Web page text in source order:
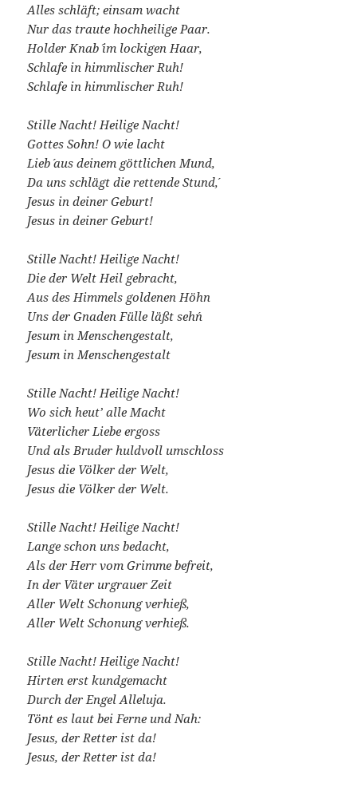
Alles schläft; einsam wacht
Nur das traute hochheilige Paar.
Holder Knab´ im lockigen Haar,
Schlafe in himmlischer Ruh!
Schlafe in himmlischer Ruh!
Stille Nacht! Heilige Nacht!
Gottes Sohn! O wie lacht
Lieb´ aus deinem göttlichen Mund,
Da uns schlägt die rettende Stund´,
Jesus in deiner Geburt!
Jesus in deiner Geburt!
Stille Nacht! Heilige Nacht!
Die der Welt Heil gebracht,
Aus des Himmels goldenen Höhn
Uns der Gnaden Fülle läßt seh´n
Jesum in Menschengestalt,
Jesum in Menschengestalt
Stille Nacht! Heilige Nacht!
Wo sich heut’ alle Macht
Väterlicher Liebe ergoss
Und als Bruder huldvoll umschloss
Jesus die Völker der Welt,
Jesus die Völker der Welt.
Stille Nacht! Heilige Nacht!
Lange schon uns bedacht,
Als der Herr vom Grimme befreit,
In der Väter urgrauer Zeit
Aller Welt Schonung verhieß,
Aller Welt Schonung verhieß.
Stille Nacht! Heilige Nacht!
Hirten erst kundgemacht
Durch der Engel Alleluja.
Tönt es laut bei Ferne und Nah:
Jesus, der Retter ist da!
Jesus, der Retter ist da!